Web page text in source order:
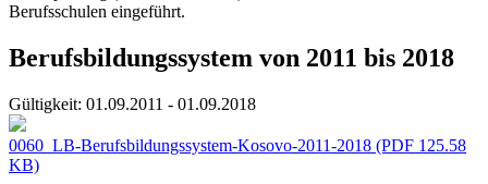
Berufsschulen eingeführt.
Berufsbildungssystem von 2011 bis 2018
Gültigkeit: 01.09.2011 - 01.09.2018
0060_LB-Berufsbildungssystem-Kosovo-2011-2018 (PDF 125.58
KB)